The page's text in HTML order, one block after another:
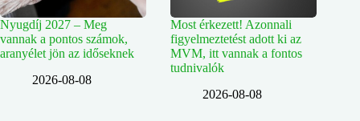
Nyugdíj 2027 – Meg
vannak a pontos számok,
aranyélet jön az időseknek
2026-08-08
Most érkezett! Azonnali
figyelmeztetést adott ki az
MVM, itt vannak a fontos
tudnivalók
2026-08-08